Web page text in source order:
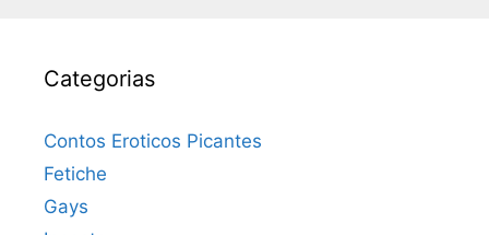
Categorias
Contos Eroticos Picantes
Fetiche
Gays